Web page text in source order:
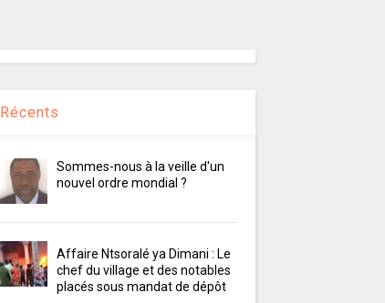
Récents
Sommes-nous à la veille d'un
nouvel ordre mondial ?
Affaire Ntsoralé ya Dimani : Le
chef du village et des notables
placés sous mandat de dépôt